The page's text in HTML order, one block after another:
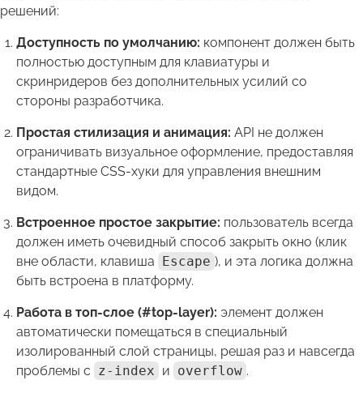
решений:
Доступность по умолчанию: компонент должен быть
полностью доступным для клавиатуры и
скринридеров без дополнительных усилий со
стороны разработчика.
Простая стилизация и анимация: API не должен
ограничивать визуальное оформление, предоставляя
стандартные CSS-хуки для управления внешним
видом.
Встроенное простое закрытие: пользователь всегда
должен иметь очевидный способ закрыть окно (клик
вне области, клавиша Escape ), и эта логика должна
быть встроена в платформу.
Работа в топ-слое (#top-layer): элемент должен
автоматически помещаться в специальный
изолированный слой страницы, решая раз и навсегда
проблемы с z-index и overflow .